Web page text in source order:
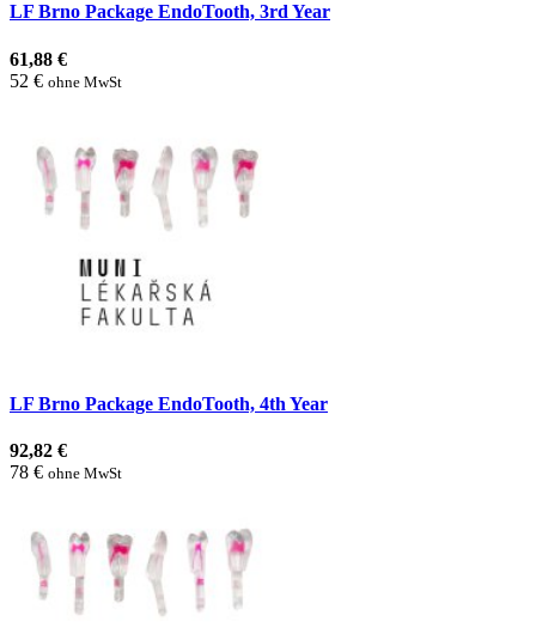
LF Brno Package EndoTooth, 3rd Year
61,88 €
52 € ohne MwSt
LF Brno Package EndoTooth, 4th Year
92,82 €
78 € ohne MwSt